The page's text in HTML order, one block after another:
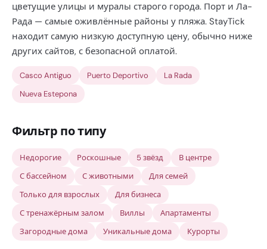
цветущие улицы и муралы старого города. Порт и Ла-
Рада — самые оживлённые районы у пляжа. StayTick
находит самую низкую доступную цену, обычно ниже
других сайтов, с безопасной оплатой.
Casco Antiguo Puerto Deportivo
La Rada
Nueva Estepona
Фильтр по типу
Недорогие Роскошные 5 звёзд
В центре
С бассейном
С животными
Для семей
Только для взрослых
Для бизнеса
С тренажёрным залом
Виллы
Апартаменты
Загородные дома
Уникальные дома Курорты